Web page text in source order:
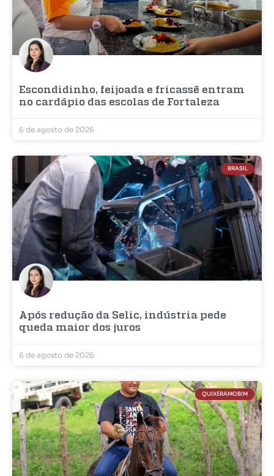
Escondidinho, feijoada e fricassê entram
no cardápio das escolas de Fortaleza
6 de agosto de 2026
BRASIL
Após redução da Selic, indústria pede
queda maior dos juros
6 de agosto de 2026
QUIXERAMOBIM